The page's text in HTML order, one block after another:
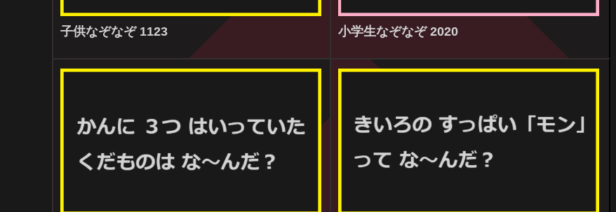
子供なぞなぞ 1123 小学生なぞなぞ 2020